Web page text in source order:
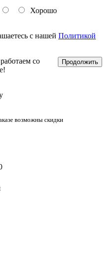
Хорошо
с нашей Политикой
Продолжить
со
возможны скидки